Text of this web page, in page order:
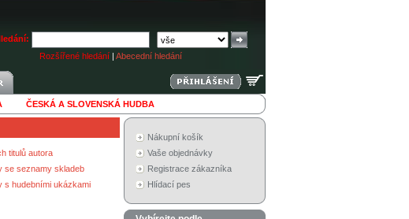
Rozšířené hledání | Abecední hledání
ČESKÁ A SLOVENSKÁ HUDBA
titulů autora
se seznamy skladeb
s hudebními ukázkami
Nákupní košík
Vaše objednávky
Registrace zákazníka
Hlídací pes